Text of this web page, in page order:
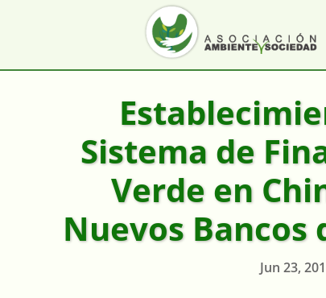
Sistema de
Verde en
Nuevos Bancos
Jun 23,